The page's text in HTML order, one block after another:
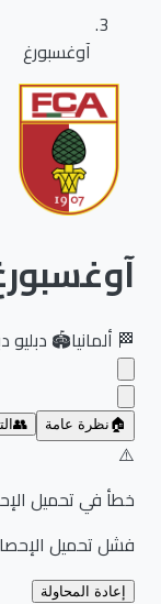
آوغسبورغ
آوغسبورغ
ألمانيا🏟️دبليو
نظرة عامة 👥
خطأ في تحميل
فشل تحميل
إعادة المحاولة